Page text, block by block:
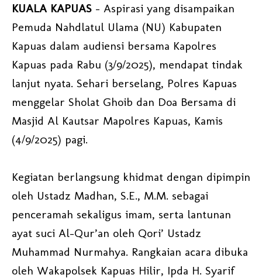
KUALA KAPUAS – Aspirasi yang disampaikan
Pemuda Nahdlatul Ulama (NU) Kabupaten
Kapuas dalam audiensi bersama Kapolres
Kapuas pada Rabu (3/9/2025), mendapat tindak
lanjut nyata. Sehari berselang, Polres Kapuas
menggelar Sholat Ghoib dan Doa Bersama di
Masjid Al Kautsar Mapolres Kapuas, Kamis
(4/9/2025) pagi.
Kegiatan berlangsung khidmat dengan dipimpin
oleh Ustadz Madhan, S.E., M.M. sebagai
penceramah sekaligus imam, serta lantunan
ayat suci Al-Qur’an oleh Qori’ Ustadz
Muhammad Nurmahya. Rangkaian acara dibuka
oleh Wakapolsek Kapuas Hilir, Ipda H. Syarif